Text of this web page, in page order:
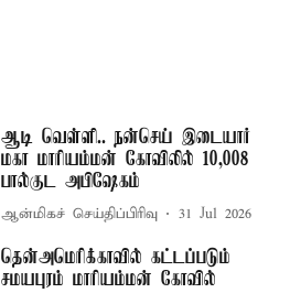
ஆடி வெள்ளி.. நன்செய் இடையார்
மகா மாரியம்மன் கோவிலில் 10,008
பால்குட அபிஷேகம்
ஆன்மிகச் செய்திப்பிரிவு 31 Jul 2026
தென்அமெரிக்காவில் கட்டப்படும்
சமயபுரம் மாரியம்மன் கோவில்